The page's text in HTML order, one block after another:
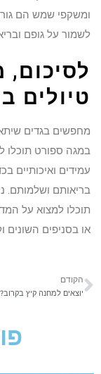
ומשקפי שמש הם
לשמור על גופם
לסיכום,
טיולים
מחפשים בגדים
במגה ספורט תוכלו
עמידים ואיכותיים
בריאותם ושלמותם.
תוכלו למצוא על
או בסניפים
הקודם